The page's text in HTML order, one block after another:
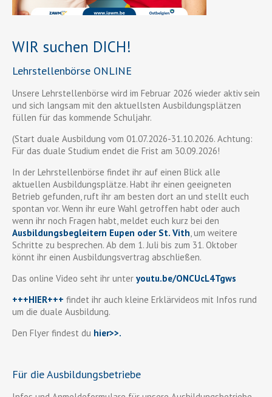
WIR suchen DICH!
Lehrstellenbörse ONLINE
Unsere Lehrstellenbörse wird im Februar 2026 wieder aktiv sein
und sich langsam mit den aktuellsten Ausbildungsplätzen
füllen für das kommende Schuljahr.
(Start duale Ausbildung vom 01.07.2026-31.10.2026. Achtung:
Für das duale Studium endet die Frist am 30.09.2026!
In der Lehrstellenbörse findet ihr auf einen Blick alle
aktuellen Ausbildungsplätze. Habt ihr einen geeigneten
Betrieb gefunden, ruft ihr am besten dort an und stellt euch
spontan vor. Wenn ihr eure Wahl getroffen habt oder auch
wenn ihr noch Fragen habt, meldet euch kurz bei den
Ausbildungsbegleitern Eupen oder St. Vith, um weitere
Schritte zu besprechen. Ab dem 1. Juli bis zum 31. Oktober
könnt ihr einen Ausbildungsvertrag abschließen.
Das online Video seht ihr unter youtu.be/ONCUcL4Tgws
+++HIER+++ findet ihr auch kleine Erklärvideos mit Infos rund
um die duale Ausbildung.
Den Flyer findest du hier>>.
Für die Ausbildungsbetriebe